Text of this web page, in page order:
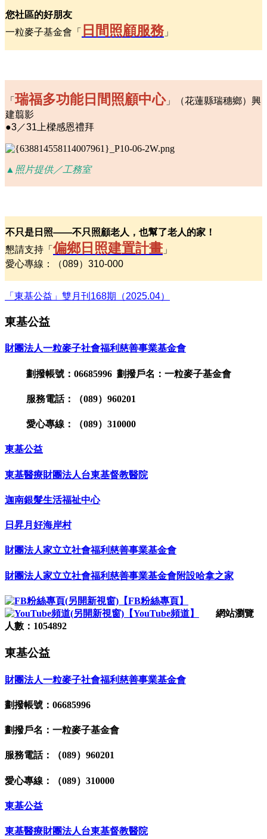
您社區的好朋友
一粒麥子基金會「
日間照顧服務」
「瑞福多功能日間照顧中心」（花蓮縣瑞穗鄉）興
建翦影
●3／31上樑感恩禮拜
▲照片提供／工務室
不只是日照——不只照顧老人，也幫了老人的家！
懇請支持「偏鄉日照建置計畫 」
愛心專線：（089）310-000
「東基公益」雙月刊168期（2025.04）
東基公益
財團法人一粒麥子社會福利慈善事業基金會
劃撥帳號：06685996 劃撥戶名：一粒麥子基金會
服務電話：（089）960201
愛心專線：（089）310000
東基公益
東基醫療財團法人台東基督教醫院
迦南銀髮生活福祉中心
日昇月好海岸村
財團法人家立立社會福利慈善事業基金會
財團法人家立立社會福利慈善事業基金會附設哈拿之家
【FB粉絲專頁】
【YouTube頻道】
網站瀏覽
人數：1054892
東基公益
財團法人一粒麥子社會福利慈善事業基金會
劃撥帳號：06685996
劃撥戶名：一粒麥子基金會
服務電話：（089）960201
愛心專線：（089）310000
東基公益
東基醫療財團法人台東基督教醫院